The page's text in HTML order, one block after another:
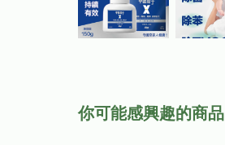
你可能感興趣的商品